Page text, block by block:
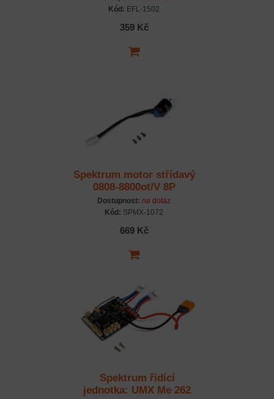
Kód: EFL-1502
359 Kč
Spektrum motor střídavý
0808-8800ot/V 8P
Dostupnost: na dotaz
Kód: SPMX-1072
669 Kč
Spektrum řídící
jednotka: UMX Me 262